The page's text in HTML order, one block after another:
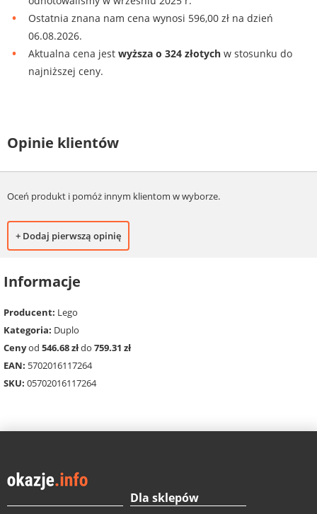
Ostatnia znana nam cena wynosi 596,00 zł na dzień
06.08.2026.
Aktualna cena jest wyższa o 324 złotych w stosunku do
najniższej ceny.
Opinie klientów
Oceń produkt i pomóż innym klientom w wyborze.
+ Dodaj pierwszą opinię
Informacje
Producent: Lego
Kategoria: Duplo
Cenyod 546.68 złdo 759.31 zł
EAN: 5702016117264
SKU: 05702016117264
Dla sklepów